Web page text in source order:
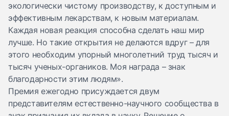
экологически чистому производству, к доступным и
эффективным лекарствам, к новым материалам.
Каждая новая реакция способна сделать наш мир
лучше. Но такие открытия не делаются вдруг – для
этого необходим упорный многолетний труд тысяч и
тысяч ученых-органиков. Моя награда – знак
благодарности этим людям».
Премия ежегодно присуждается двум
представителям естественно-научного сообщества в